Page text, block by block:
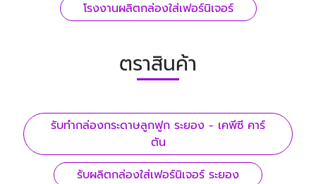
โรงงานผลิตกล่องใส่เฟอร์นิเจอร์
ตราสินค้า
รับทํากล่องกระดาษลูกฟูก ระยอง - เคพีซี คาร์
ตัน
รับผลิตกล่องใส่เฟอร์นิเจอร์ ระยอง